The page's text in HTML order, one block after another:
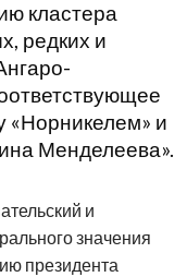
кластера
редких и
«Норникелем» и
Менделеева».
и
значения
президента